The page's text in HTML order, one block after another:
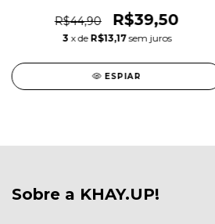
R$44,90 R$39,50
3 x de R$13,17 sem juros
ESPIAR
Sobre a KHAY.UP!